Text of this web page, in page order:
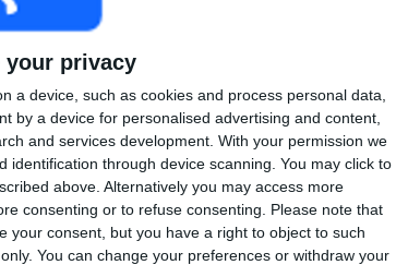
your privacy
a device, such as cookies and process personal data,
by a device for personalised advertising and content,
and services development. With your permission we
through device scanning. You may click to
above. Alternatively you may access more
consenting or to refuse consenting.
Please note that
consent, but you have a right to object to such
You can change your preferences or withdraw your